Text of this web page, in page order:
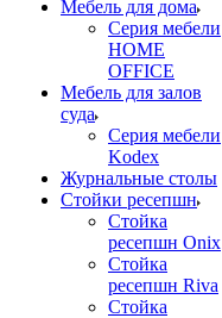
Мебель для дома
Серия мебели
HOME
OFFICE
Мебель для залов
суда
Серия мебели
Kodex
Журнальные столы
Стойки ресепшн
Стойка
ресепшн Onix
Стойка
ресепшн Riva
Стойка